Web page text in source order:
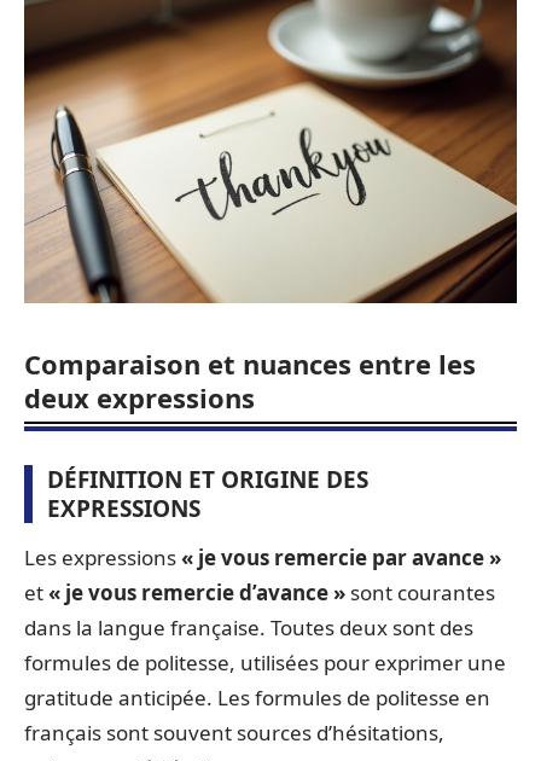
Comparaison et nuances entre les
deux expressions
DÉFINITION ET ORIGINE DES
EXPRESSIONS
Les expressions« je vous remercie par avance »
et« je vous remercie d’avance » sont courantes
dans la langue française. Toutes deux sont des
formules de politesse, utilisées pour exprimer une
gratitude anticipée. Les formules de politesse en
français sont souvent sources d’hésitations,